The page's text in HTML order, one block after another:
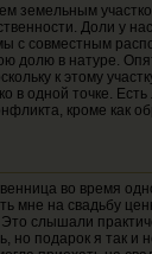
земельным
Доли у
с совместным
долю в натуре.
к этому
в одной точке.
кроме как
во время
мне на свадьбу
слышали
но подарок я так и